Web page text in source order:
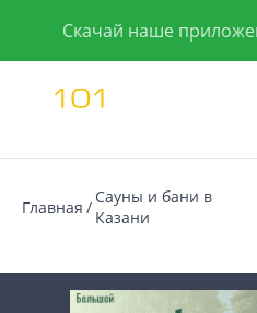
Скачай наше
Главная
Сауны и бани в
Казани